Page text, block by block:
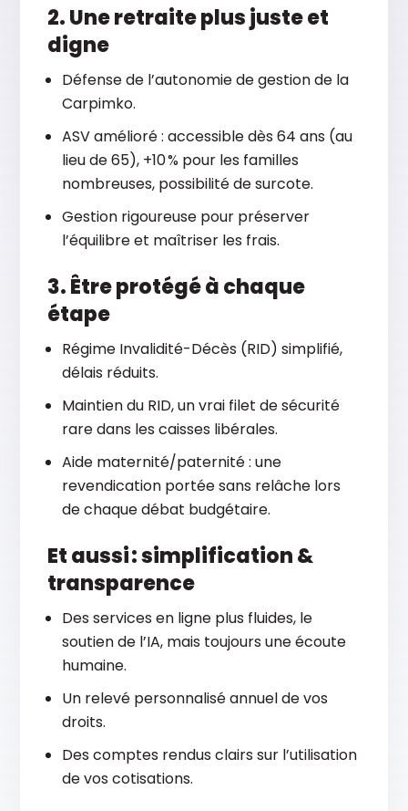
2. Une retraite plus juste et
digne
Défense de l’autonomie de gestion de la
Carpimko.
ASV amélioré : accessible dès 64 ans (au
lieu de 65), +10 % pour les familles
nombreuses, possibilité de surcote.
Gestion rigoureuse pour préserver
l’équilibre et maîtriser les frais.
3. Être protégé à chaque
étape
Régime Invalidité-Décès (RID) simplifié,
délais réduits.
Maintien du RID, un vrai filet de sécurité
rare dans les caisses libérales.
Aide maternité/paternité : une
revendication portée sans relâche lors
de chaque débat budgétaire.
Et aussi : simplification &
transparence
Des services en ligne plus fluides, le
soutien de l’IA, mais toujours une écoute
humaine.
Un relevé personnalisé annuel de vos
droits.
Des comptes rendus clairs sur l’utilisation
de vos cotisations.